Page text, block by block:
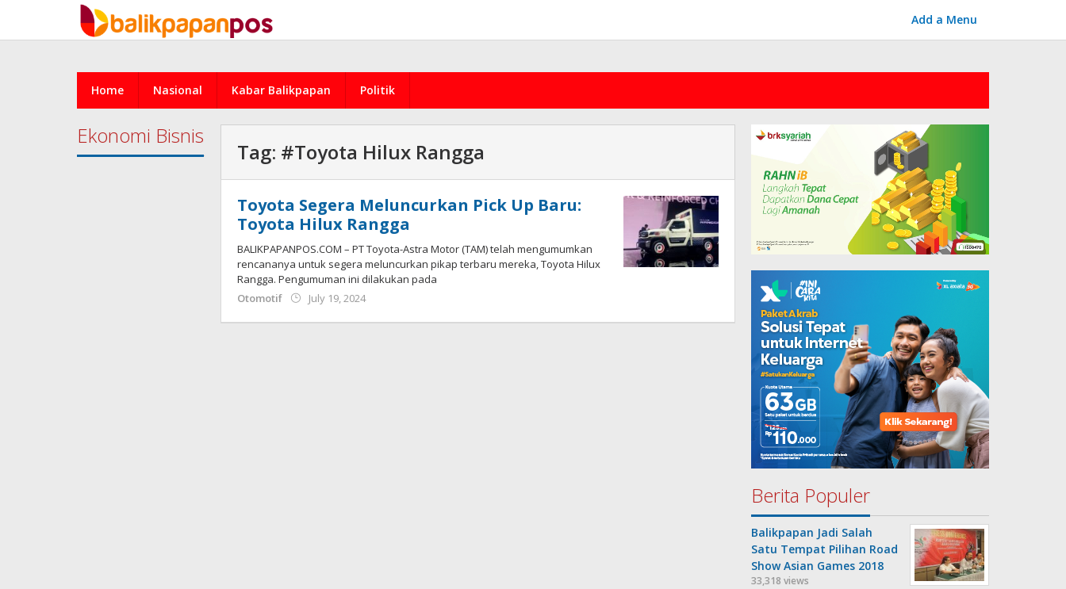
content
Add a Menu
Home Nasional Kabar Balikpapan Politik
Ekonomi Bisnis
Tag: #Toyota Hilux Rangga
Toyota Segera Meluncurkan Pick Up Baru:
Toyota Hilux Rangga
BALIKPAPANPOS.COM – PT Toyota-Astra Motor (TAM) telah mengumumkan
rencananya untuk segera meluncurkan pikap terbaru mereka, Toyota Hilux
Rangga. Pengumuman ini dilakukan pada
Otomotif
July 19, 2024by
Berita Populer
Balikpapan Jadi Salah
Satu Tempat Pilihan Road
Show Asian Games 2018
33,318 views